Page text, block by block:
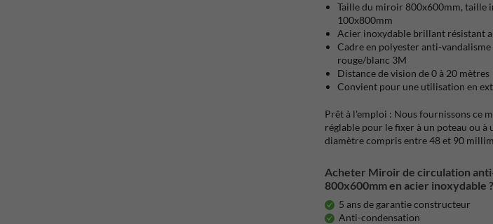
Taille du miroir 800x600mm, taille
100x800mm
Acier inoxydable brillant résistant
Cadre en polyester anti-
rouge/blanc 3M
Distance de vision de 0 à 20 mètres
Convient pour une utilisation en
Prêt à l'emploi : Nous fournissons ce
réglable pour le fixer à un poteau ou
diamètre compris entre 48 et 90
Acheter Miroir de circulation
800x600mm en acier inoxydable ?
5 ans de garantie constructeur
Anti-condensation